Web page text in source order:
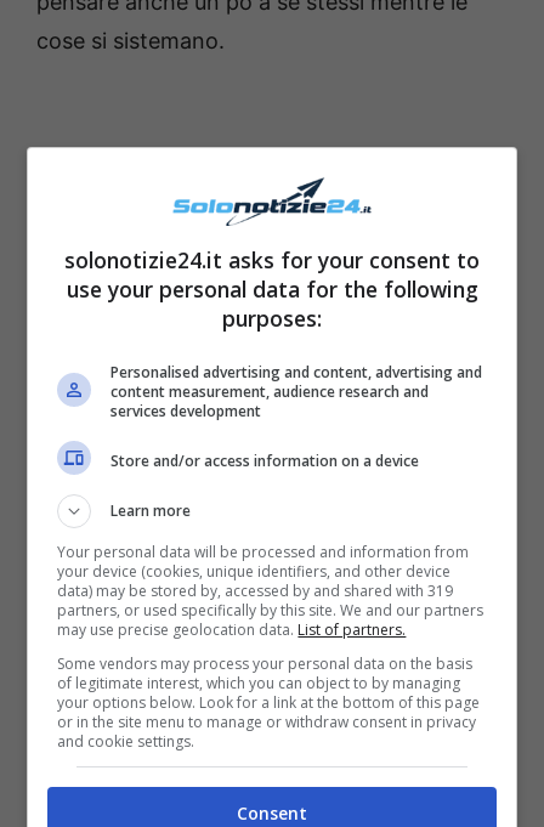
cose si sistemano.
evidenza vedono subito un alto uomo
significa che hanno una situazione con una
persona dello stesso sesso cheli preoccupa
molto. In questi casi è sempre bene cercare di
affrontare la situazione e chiarirsi con calma
per poter tornare a stare bene.
solonotizie24.it asks for your consent to
use your personal data for the following
purposes:
Personalised advertising and content, advertising and
content measurement, audience research and
services development
Store and/or access information on a device
Learn more
Your personal data will be processed and information from
your device (cookies, unique identifiers, and other device
data) may be stored by, accessed by and shared with 319
partners, or used specifically by this site. We and our partners
may use precise geolocation data. List of partners.
Some vendors may process your personal data on the basis
of legitimate interest, which you can object to by managing
your options below. Look for a link at the bottom of this page
or in the site menu to manage or withdraw consent in privacy
and cookie settings.
Consent